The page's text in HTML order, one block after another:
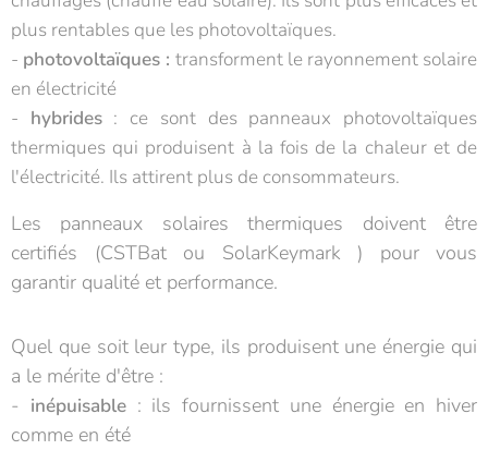
plus rentables que les photovoltaïques.
- photovoltaïques : transforment le rayonnement solaire
en électricité
- hybrides: ce sont des panneaux photovoltaïques
thermiques qui produisent à la fois de la chaleur et de
l'électricité. Ils attirent plus de consommateurs.
Les panneaux solaires thermiques doivent être
certifiés (CSTBat ou SolarKeymark ) pour vous
garantir qualité et performance.
Quel que soit leur type, ils produisent une énergie qui
a le mérite d'être :
- inépuisable: ils fournissent une énergie en hiver
comme en été